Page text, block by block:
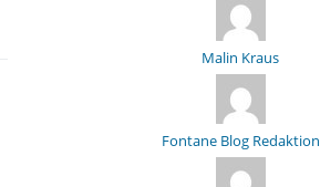
Malin Kraus
Fontane Blog Redaktion